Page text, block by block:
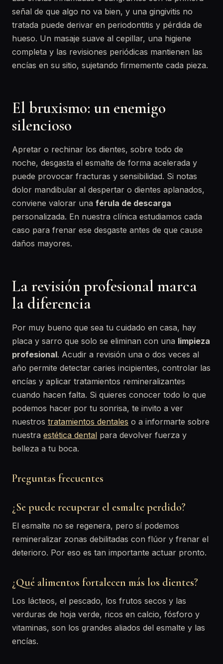
señal de que algo no va bien, y una gingivitis no
tratada puede derivar en periodontitis y pérdida de
hueso. Un masaje suave al cepillar, una higiene
completa y las revisiones periódicas mantienen las
encías en su sitio, sujetando firmemente cada pieza.
El bruxismo: un enemigo
silencioso
Apretar o rechinar los dientes, sobre todo de
noche, desgasta el esmalte de forma acelerada y
puede provocar fracturas y sensibilidad. Si notas
dolor mandibular al despertar o dientes aplanados,
conviene valorar una férula de descarga
personalizada. En nuestra clínica estudiamos cada
caso para frenar ese desgaste antes de que cause
daños mayores.
La revisión profesional marca
la diferencia
Por muy bueno que sea tu cuidado en casa, hay
placa y sarro que solo se eliminan con una limpieza
profesional. Acudir a revisión una o dos veces al
año permite detectar caries incipientes, controlar las
encías y aplicar tratamientos remineralizantes
cuando hacen falta. Si quieres conocer todo lo que
podemos hacer por tu sonrisa, te invito a ver
nuestros tratamientos dentales o a informarte sobre
nuestra estética dental para devolver fuerza y
belleza a tu boca.
Preguntas frecuentes
¿Se puede recuperar el esmalte perdido?
El esmalte no se regenera, pero sí podemos
remineralizar zonas debilitadas con flúor y frenar el
deterioro. Por eso es tan importante actuar pronto.
¿Qué alimentos fortalecen más los dientes?
Los lácteos, el pescado, los frutos secos y las
verduras de hoja verde, ricos en calcio, fósforo y
vitaminas, son los grandes aliados del esmalte y las
encías.